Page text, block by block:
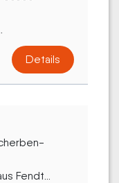
Details
Fendt...